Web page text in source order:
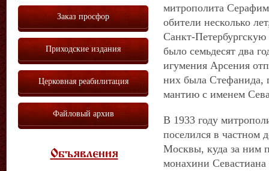
митрополита
обители несколько
Санкт-
было семьдесят два
игумения Арсения
них была Стефанида,
мантию с именем
В 1933 году
поселился в частном
Москвы, куда за ним
монахини
Заказ просфор
Приходские издания
Церковная реабилитация
Файловый архив
Объявления